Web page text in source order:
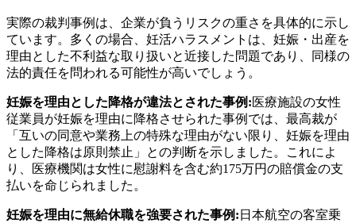
実際の裁判事例は、企業が負うリスクの重さを具体的に示し
ています。多くの場合、妊活ハラスメントは、妊娠・出産を
理由とした不利益な取り扱いと近接した問題であり、同様の
法的責任を問われる可能性が高いでしょう。
妊娠を理由とした降格が違法とされた事例:医療施設の女性
従業員が妊娠を理由に降格させられた事例では、最高裁が
「互いの同意や業務上の特殊な理由がない限り、妊娠を理由
とした降格は原則禁止」との判断を示しました。これによ
り、医療機関は女性に慰謝料を含む約175万円の賠償金の支
払いを命じられました。
妊娠を理由に無給休職を強要された事例: 日本航空の客室乗